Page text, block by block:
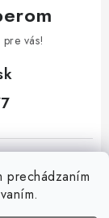
prechádzaním
vás!